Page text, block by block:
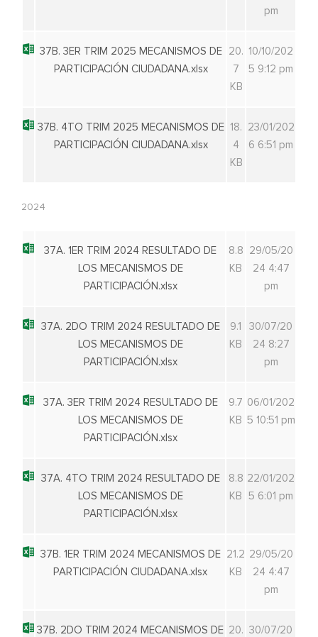
pm
37B. 3ER TRIM 2025 MECANISMOS DE
PARTICIPACIÓN CIUDADANA.xlsx
20.
7
KB
10/10/202
5 9:12 pm
37B. 4TO TRIM 2025 MECANISMOS DE
PARTICIPACIÓN CIUDADANA.xlsx
18.
4
KB
23/01/202
6 6:51 pm
2024
37A. 1ER TRIM 2024 RESULTADO DE
LOS MECANISMOS DE
PARTICIPACIÓN.xlsx
8.8
KB
29/05/20
24 4:47
pm
37A. 2DO TRIM 2024 RESULTADO DE
LOS MECANISMOS DE
PARTICIPACIÓN.xlsx
9.1
KB
30/07/20
24 8:27
pm
37A. 3ER TRIM 2024 RESULTADO DE
LOS MECANISMOS DE
PARTICIPACIÓN.xlsx
9.7
KB
06/01/202
5 10:51 pm
37A. 4TO TRIM 2024 RESULTADO DE
LOS MECANISMOS DE
PARTICIPACIÓN.xlsx
8.8
KB
22/01/202
5 6:01 pm
37B. 1ER TRIM 2024 MECANISMOS DE
PARTICIPACIÓN CIUDADANA.xlsx
21.2
KB
29/05/20
24 4:47
pm
37B. 2DO TRIM 2024 MECANISMOS DE 20. 30/07/20